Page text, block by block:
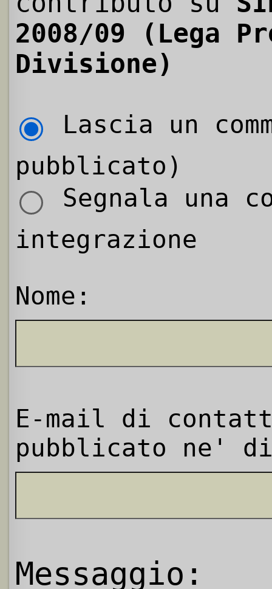
2008/09 (Lega
Divisione)
Lascia un
pubblicato)
Segnala una
integrazione
Nome:
E-mail di
pubblicato ne'
Messaggio: